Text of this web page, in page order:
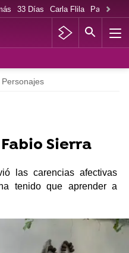
33 Días Carla Flila Paco
Personajes
Sierra
las carencias afectivas
tenido que aprender a